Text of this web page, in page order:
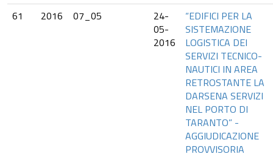
61
2016 07_05
24-
05-
2016
“EDIFICI PER LA
SISTEMAZIONE
LOGISTICA DEI
SERVIZI TECNICO-
NAUTICI IN AREA
RETROSTANTE LA
DARSENA SERVIZI
NEL PORTO DI
TARANTO” -
AGGIUDICAZIONE
PROVVISORIA